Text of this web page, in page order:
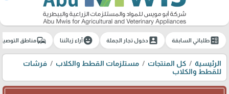
ballotطلباتي السابقة account_boxدخول تجار الجملة emoji_emotionsآراء زبائننا commuteمناطق
الرئيسية كل المنتجات مستلزمات القطط والكلاب
فرشات
للقطط والكلاب